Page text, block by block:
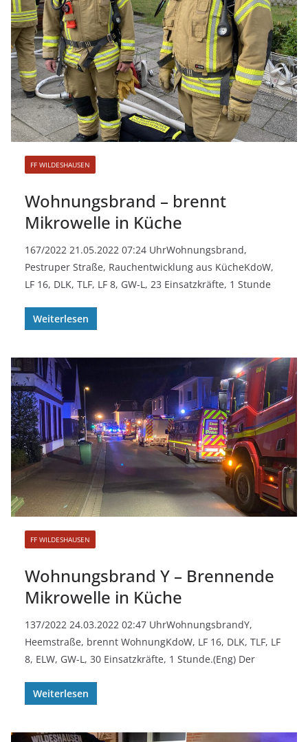
FF WILDESHAUSEN
Wohnungsbrand – brennt
Mikrowelle in Küche
167/2022 21.05.2022 07:24 UhrWohnungsbrand,
Pestruper Straße, Rauchentwicklung aus KücheKdoW,
LF 16, DLK, TLF, LF 8, GW-L, 23 Einsatzkräfte, 1 Stunde
Weiterlesen
FF WILDESHAUSEN
Wohnungsbrand Y – Brennende
Mikrowelle in Küche
137/2022 24.03.2022 02:47 UhrWohnungsbrandY,
Heemstraße, brennt WohnungKdoW, LF 16, DLK, TLF, LF
8, ELW, GW-L, 30 Einsatzkräfte, 1 Stunde.(Eng) Der
Weiterlesen